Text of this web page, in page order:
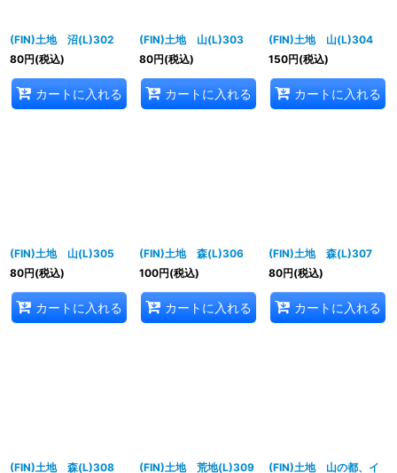
(FIN)土地 沼(L)302
80円(税込)
カートに入れる
(FIN)土地 山(L)303
80円(税込)
カートに入れる
(FIN)土地 山(L)304
150円(税込)
カートに入れる
(FIN)土地 山(L)305
80円(税込)
カートに入れる
(FIN)土地 森(L)306
100円(税込)
カートに入れる
(FIN)土地 森(L)307
80円(税込)
カートに入れる
(FIN)土地 森(L)308 (FIN)土地 荒地(L)309 (FIN)土地 山の都、イ